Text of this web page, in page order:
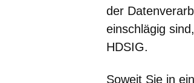
der
einschlägig
HDSIG.
Soweit Sie in